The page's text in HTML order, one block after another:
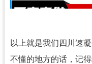
以上就是我们四川速
不懂的地方的话，记